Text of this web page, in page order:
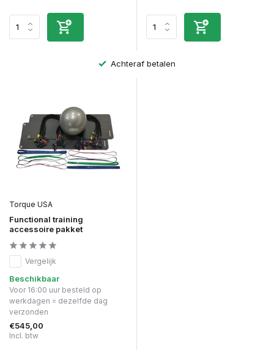
Achteraf betalen
Torque USA
Functional training
accessoire pakket
Vergelijk
Beschikbaar
Voor 16:00 uur besteld op
werkdagen = dezelfde dag
verzonden
€545,00
Incl. btw